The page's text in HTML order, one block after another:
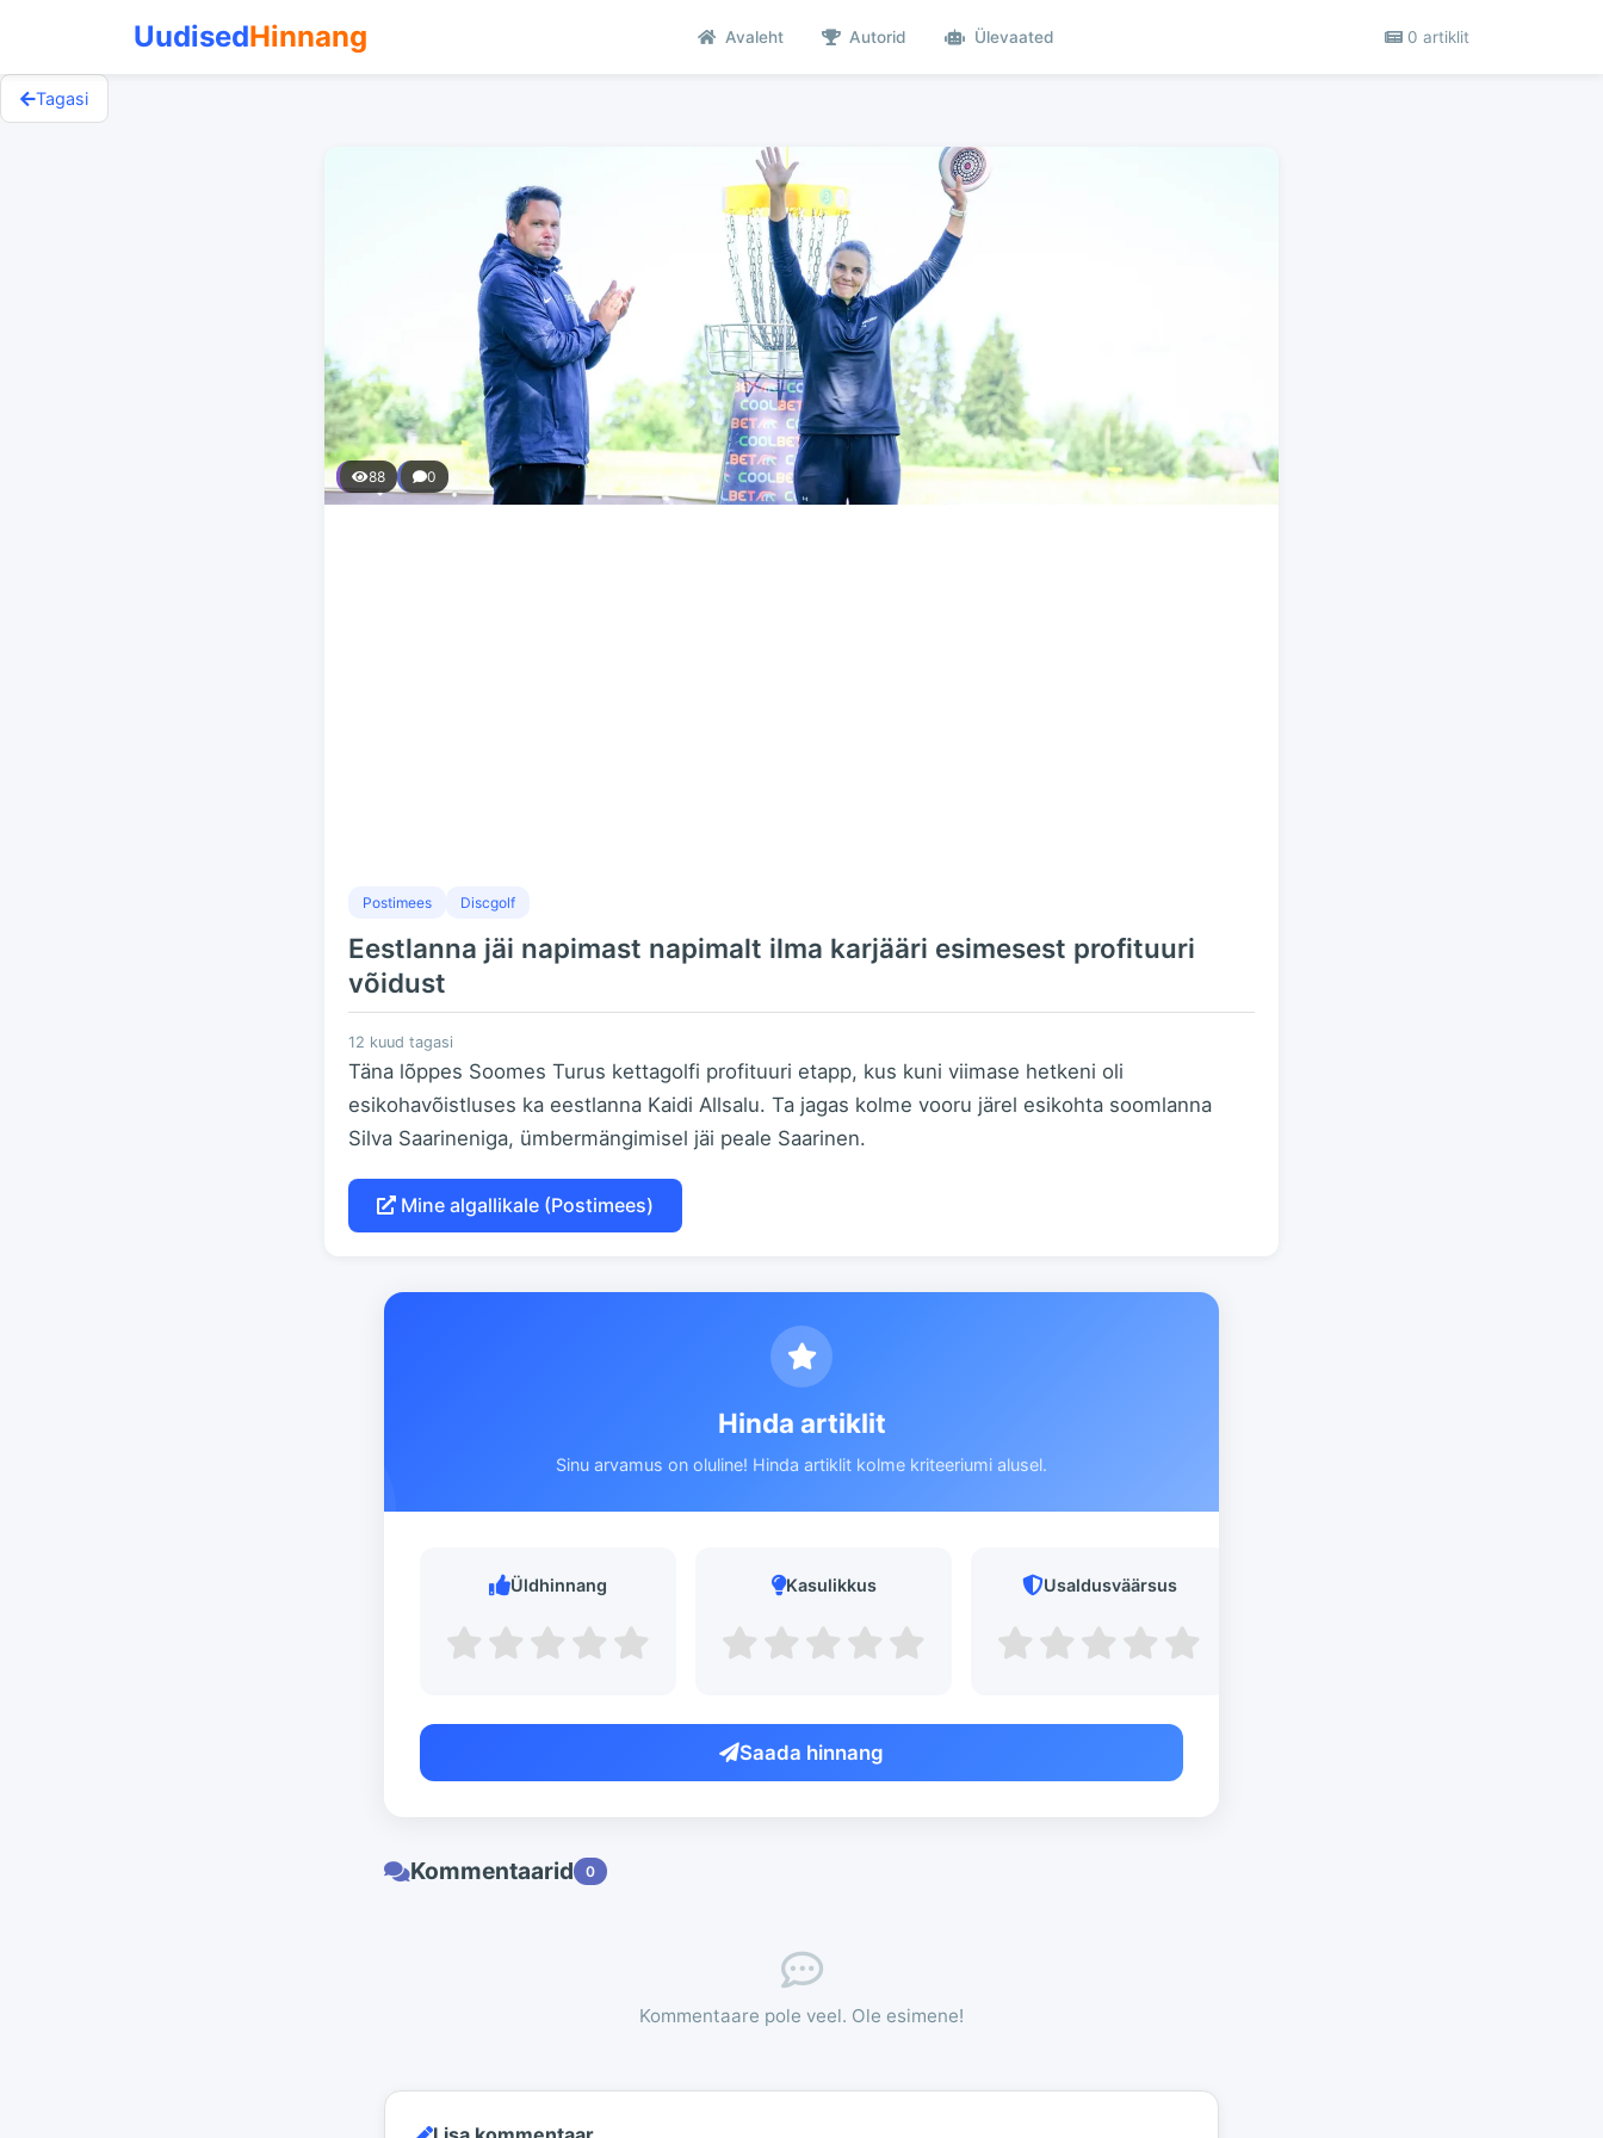
UudisedHinnang Avaleht Autorid Ülevaated 0 artiklit
Tagasi
88 0
Postimees Discgolf
Eestlanna jäi napimast napimalt ilma karjääri esimesest profituuri
võidust
12 kuud tagasi
Täna lõppes Soomes Turus kettagolfi profituuri etapp, kus kuni viimase hetkeni oli
esikohavõistluses ka eestlanna Kaidi Allsalu. Ta jagas kolme vooru järel esikohta soomlanna
Silva Saarineniga, ümbermängimisel jäi peale Saarinen.​
Mine algallikale (Postimees)
Hinda artiklit
Sinu arvamus on oluline! Hinda artiklit kolme kriteeriumi alusel.
Üldhinnang Kasulikkus Usaldusväärsus
Saada hinnang
Kommentaarid 0
Kommentaare pole veel. Ole esimene!